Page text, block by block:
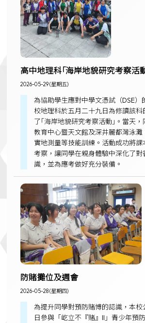
高中地理科｢海岸地貌研究考察活
2026-05-29 (星期五)
為協助學生應對中學文憑試（DSE）
校地理科於五月二十九日為修讀該
了｢海岸地貌研究考察活動｣。當天
教育中心暨天文館及深井麗都灣泳灘
實地測量等技能訓練。活動成功將
考察，讓同學在親身體驗中深化了
識，並為應考做好充分裝備。
防賭攤位及週會
2026-05-28 (星期四)
為提升同學對預防賭博的認識，本
日參與「屹立不『賭』II」青少年預